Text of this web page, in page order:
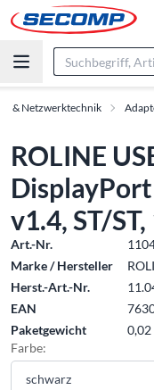
& Netzwerktechnik
ROLINE
v1.4, ST/ST,
Art.-Nr.
Marke / Hersteller
Herst.-Art.-Nr.
EAN
Paketgewicht
0,02
Farbe: